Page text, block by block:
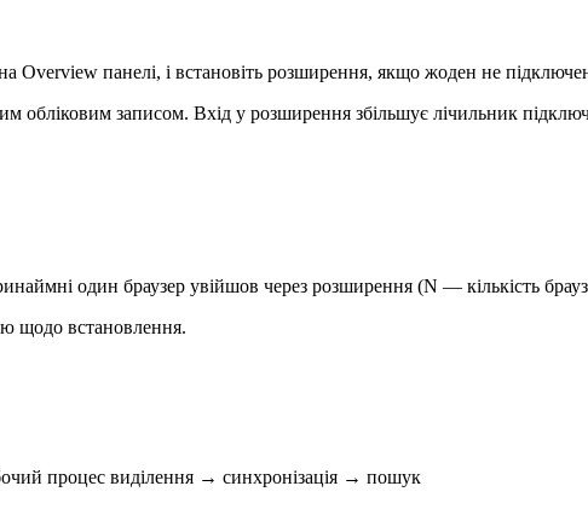
Overview панелі, і встановіть розширення, якщо жоден не
обліковим записом. Вхід у розширення збільшує лічильник
один браузер увійшов через розширення (N — кількість
щодо встановлення.
процес виділення → синхронізація → пошук